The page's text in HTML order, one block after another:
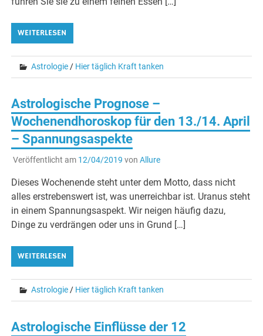
WEITERLESEN
Astrologie/ Hier täglich Kraft tanken
Astrologische Prognose –
Wochenendhoroskop für den 13./14. April
– Spannungsaspekte
Veröffentlicht am 12/04/2019 von Allure
Dieses Wochenende steht unter dem Motto, dass nicht
alles erstrebenswert ist, was unerreichbar ist. Uranus steht
in einem Spannungsaspekt. Wir neigen häufig dazu,
Dinge zu verdrängen oder uns in Grund […]
WEITERLESEN
Astrologie / Hier täglich Kraft tanken
Astrologische Einflüsse der 12